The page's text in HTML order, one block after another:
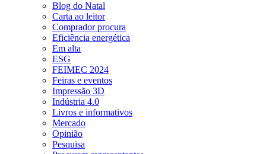
Blog do Natal
Carta ao leitor
Comprador procura
Eficiência energética
Em alta
ESG
FEIMEC 2024
Feiras e eventos
Impressão 3D
Indústria 4.0
Livros e informativos
Mercado
Opinião
Pesquisa